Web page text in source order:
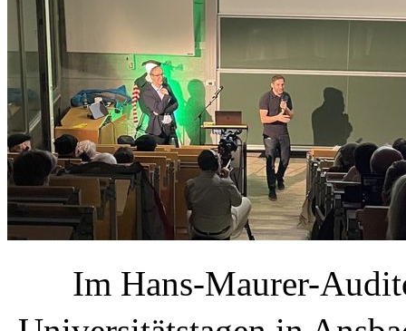
Im Hans-Maurer-